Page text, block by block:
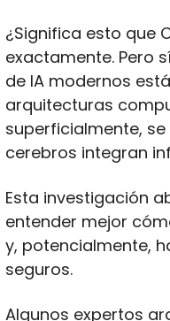
¿Significa esto que
exactamente. Pero
de IA modernos
arquitecturas
superficialmente,
cerebros integran
Esta investigación
entender mejor
y, potencialmente,
seguros.
Algunos expertos